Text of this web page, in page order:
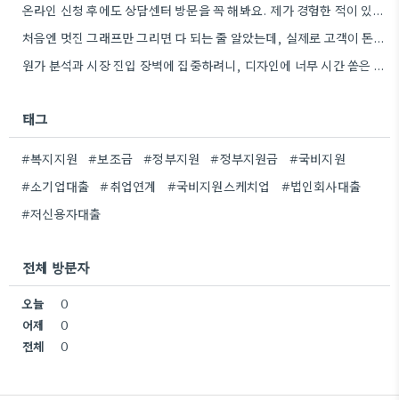
온라인 신청 후에도 상담센터 방문을 꼭 해봐요. 제가 경험한 적이 있는데, 시스템에 대한 이해도가 확…
처음엔 멋진 그래프만 그리면 다 되는 줄 알았는데, 실제로 고객이 돈을 지불하는 이유를 생각하는 게…
원가 분석과 시장 진입 장벽에 집중하려니, 디자인에 너무 시간 쏟은 게 맞지 않았던 것 같아요.…
태그
#복지지원 #보조금 #정부지원 #정부지원금
#국비지원
#소기업대출
#취업연계 #국비지원스케치업
#법인회사대출
#저신용자대출
전체 방문자
오늘
0
어제
0
전체
0